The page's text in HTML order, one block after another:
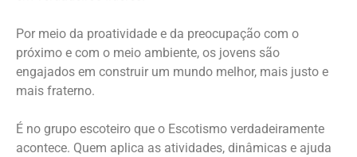
Por meio da proatividade e da preocupação com o
próximo e com o meio ambiente, os jovens são
engajados em construir um mundo melhor, mais justo e
mais fraterno.
É no grupo escoteiro que o Escotismo verdadeiramente
acontece. Quem aplica as atividades, dinâmicas e ajuda